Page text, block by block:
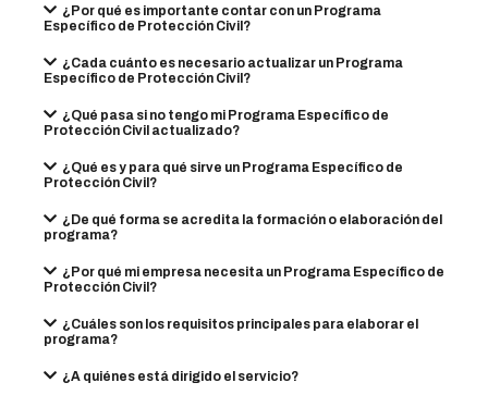
¿Por qué es importante contar con un Programa
Específico de Protección Civil?
¿Cada cuánto es necesario actualizar un Programa
Específico de Protección Civil?
¿Qué pasa si no tengo mi Programa Específico de
Protección Civil actualizado?
¿Qué es y para qué sirve un Programa Específico de
Protección Civil?
¿De qué forma se acredita la formación o elaboración del
programa?
¿Por qué mi empresa necesita un Programa Específico de
Protección Civil?
¿Cuáles son los requisitos principales para elaborar el
programa?
¿A quiénes está dirigido el servicio?